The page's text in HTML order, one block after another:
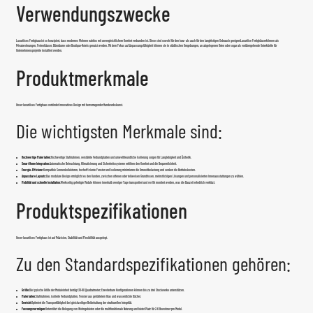
Verwendungszwecke
Luxuriöses Fertighausist so konzipiert, dass modernes Wohnen nahtlos mit unvergleichlichem Komfort verbunden ist. Diese sind sowohl für den kurz- als auch für den langfristigen Gebrauch geeignetLuxuriöse Fertighäuserkönnen als
Privatwohnungen, Ferienhäuser, Büroräume oder Boutique-Hotels genutzt werden. Mit dem Fokus auf Anpassungsfähigkeit können sie in städtischen Umgebungen, an abgelegenen Orten oder sogar als vorübergehende Unterkünfte für
Unternehmensprojekte installiert werden.
Produktmerkmale
Unser luxuriöses Fertighaus verbindet innovatives Design mit hervorragender Handwerkskunst.
Die wichtigsten Merkmale sind:
Hochwertige Materialien:Hochwertige Stahlrahmen, verstärkte Verbundplatten und umweltfreundliche Isolierung sorgen für Langlebigkeit und Ästhetik.
Smart Home Integration:Automatische Beleuchtung, Klimatisierung und Sicherheitssysteme erhöhen den Komfort und die Bequemlichkeit.
Energie-Effizienz:Kompatible Sonnenkollektoren, hocheffiziente Fenster und Isolierung minimieren die Umweltbelastung und senken die Betriebskosten.
Anpassbare Layouts:Das modulare Design ermöglicht es den Kunden, zwischen offenen oder teilweisen Grundrissen, mehrstöckigen Lösungen und personalisierten Innenausstattungen zu wählen.
Mobilität und schnelle Installation:Werkseitig gefertigte Module können innerhalb weniger Tage transportiert und vor Ort montiert werden, was die Bauzeit erheblich verkürzt.
Produktspezifikationen
Unser luxuriöses Fertighaus ist auf Präzision, Stabilität und Flexibilität ausgelegt.
Zu den Standardspezifikationen gehören:
Größe:Die typische Größe der Moduleinheit beträgt 30-60 Quadratmeter; Erweiterbare Konfigurationen können bis zu drei Stockwerke unterstützen.
Materialien:Stahlrahmen, isolierte Verbundplatten, Fenster aus gehärtetem Glas und wasserdichte Dächer.
Gewicht:Optimiert die Transportfähigkeit bei gleichzeitiger Beibehaltung der strukturellen Integrität.
Fassungsvermögen:Unterstützt die Belegung von Wohngebieten oder die multifunktionale Nutzung und bietet Platz für 2-6 Bewohner pro Modul.